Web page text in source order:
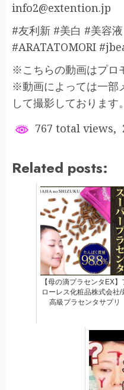
info2@extention.jp
#友利新 #美白 #美容液
#ARATATOMORI
※こちらの動画はプロ
※動画によっては一部
して撮影しております。
767 total views,
Related posts:
【母の滴プラセンタEX】
ローレス化粧品株式会社/
高級プラセンタサプリ